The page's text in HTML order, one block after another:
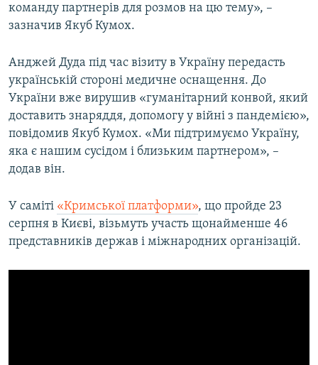
команду партнерів для розмов на цю тему», –
зазначив Якуб Кумох.
Анджей Дуда під час візиту в Україну передасть
українській стороні медичне оснащення. До
України вже вирушив «гуманітарний конвой, який
доставить знаряддя, допомогу у війні з пандемією»,
повідомив Якуб Кумох. «Ми підтримуємо Україну,
яка є нашим сусідом і близьким партнером», –
додав він.
У саміті «Кримської платформи», що пройде 23
серпня в Києві, візьмуть участь щонайменше 46
представників держав і міжнародних організацій.